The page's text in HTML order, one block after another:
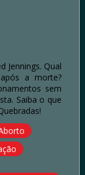
Jennings. Qual
a morte?
sem
Saiba o que